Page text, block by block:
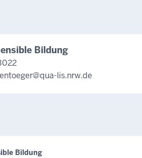
Bildung
lis.nrw.de
Bildung